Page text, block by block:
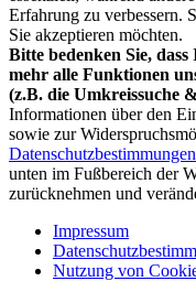
Erfahrung zu verbessern.
Sie akzeptieren möchten.
Bitte bedenken Sie,
mehr alle Funktionen
(z.B. die Umkreissuche
Informationen über den
sowie zur
Datenschutzbestimmungen
unten im Fußbereich der
zurücknehmen und
Impressum
Nutzung von